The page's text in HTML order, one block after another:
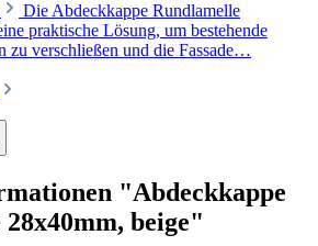
Die Abdeckkappe Rundlamelle
praktische Lösung, um bestehende
zu verschließen und die Fassade…
"Abdeckkappe
beige"